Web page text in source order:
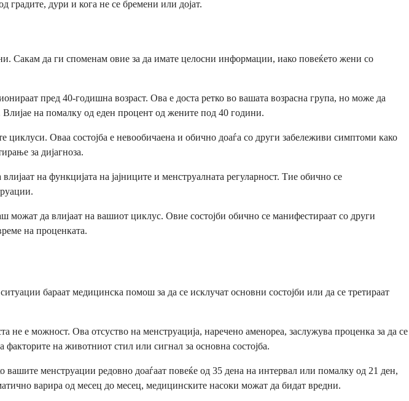
дури и кога не се бремени или дојат.
Сакам да ги споменам овие за да имате целосни информации, иако повеќето жени со
пред 40-годишна возраст. Ова е доста ретко во вашата возрасна група, но може да
на помалку од еден процент од жените под 40 години.
Оваа состојба е невообичаена и обично доаѓа со други забележиви симптоми како
за дијагноза.
на функцијата на јајниците и менструалната регуларност. Тие обично се
можат да влијаат на вашиот циклус. Овие состојби обично се манифестираат со други
на проценката.
бараат медицинска помош за да се исклучат основни состојби или да се третираат
не е можност. Ова отсуство на менструација, наречено аменореа, заслужува проценка за да се
на животниот стил или сигнал за основна состојба.
менструации редовно доаѓаат повеќе од 35 дена на интервал или помалку од 21 ден,
варира од месец до месец, медицинските насоки можат да бидат вредни.